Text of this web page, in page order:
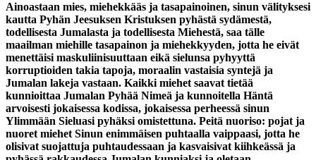
Ainoastaan mies, miehekkääs ja tasapainoinen, sinun välityksesi
kautta Pyhän Jeesuksen Kristuksen pyhästä sydämestä,
todellisesta Jumalasta ja todellisesta Miehestä, saa tälle
maailman miehille tasapainon ja miehekkyyden, jotta he eivät
menettäisi maskuliinisuuttaan eikä sielunsa pyhyyttä
korruptioiden takia tapoja, moraalin vastaisia syntejä ja
Jumalan lakeja vastaan. Kaikki miehet saavat tietää
kunnioittaa Jumalan Pyhää Nimeä ja kunnoitella Häntä
arvoisesti jokaisessa kodissa, jokaisessa perheessä sinun
Ylimmään Sieluasi pyhäksi omistettuna. Peitä nuoriso: pojat ja
nuoret miehet Sinun enimmäisen puhtaalla vaippaasi, jotta he
olisivat suojattuja puhtaudessaan ja kasvaisivat kiihkeässä ja